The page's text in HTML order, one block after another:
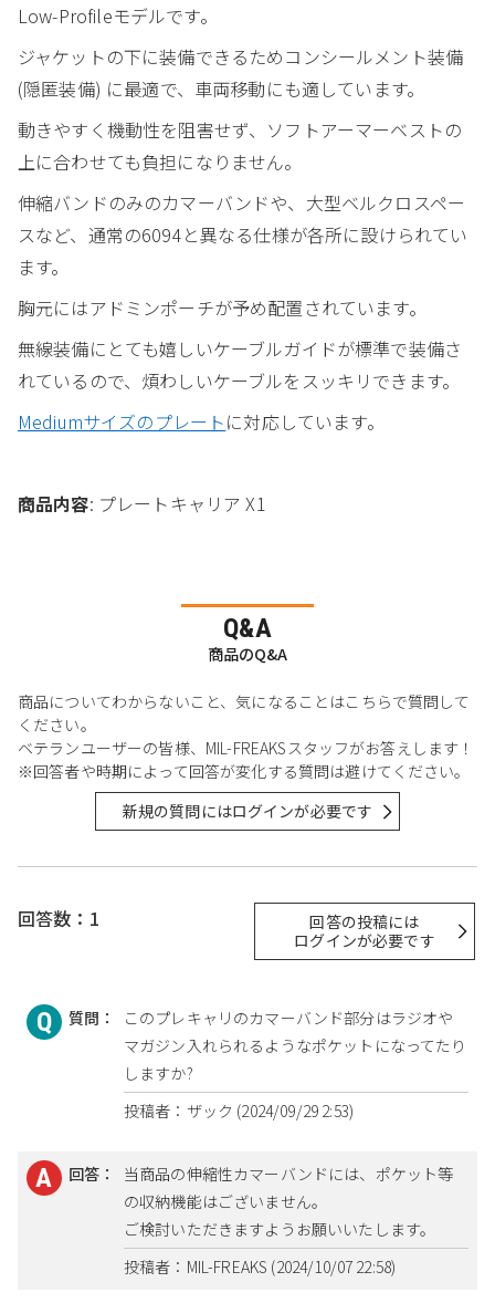
Low-Profileモデルです。
ジャケットの下に装備できるためコンシールメント装備
(隠匿装備) に最適で、車両移動にも適しています。
動きやすく機動性を阻害せず、ソフトアーマーベストの
上に合わせても負担になりません。
伸縮バンドのみのカマーバンドや、大型ベルクロスペー
スなど、通常の6094と異なる仕様が各所に設けられてい
ます。
胸元にはアドミンポーチが予め配置されています。
無線装備にとても嬉しいケーブルガイドが標準で装備さ
れているので、煩わしいケーブルをスッキリできます。
Mediumサイズのプレートに対応しています。
商品内容: プレートキャリア X1
Q&A
商品のQ&A
商品についてわからないこと、気になることはこちらで質問して
ください。
ベテランユーザーの皆様、MIL-FREAKSスタッフがお答えします！
※回答者や時期によって回答が変化する質問は避けてください。
新規の質問にはログインが必要です
回答数：1
回答の投稿には
ログインが必要です
質問：
このプレキャリのカマーバンド部分はラジオや
マガジン入れられるようなポケットになってたり
しますか?
投稿者：ザック (2024/09/29 2:53)
回答：
当商品の伸縮性カマーバンドには、ポケット等
の収納機能はございません。
ご検討いただきますようお願いいたします。
投稿者：MIL-FREAKS (2024/10/07 22:58)